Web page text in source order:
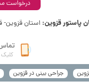
درخواست
پاستور قزوین: استان قزوین-
کلیک
جراحی بینی در قزوین